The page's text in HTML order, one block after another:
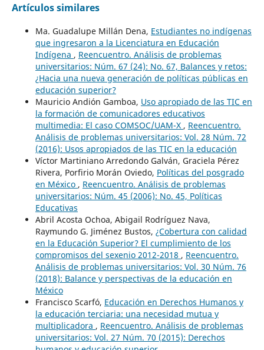
Artículos similares
Ma. Guadalupe Millán Dena, Estudiantes no indígenas
que ingresaron a la Licenciatura en Educación
Indígena , Reencuentro. Análisis de problemas
universitarios: Núm. 67 (24): No. 67, Balances y retos:
¿Hacia una nueva generación de políticas públicas en
educación superior?
Mauricio Andión Gamboa, Uso apropiado de las TIC en
la formación de comunicadores educativos
multimedia: El caso COMSOC/UAM-X , Reencuentro.
Análisis de problemas universitarios: Vol. 28 Núm. 72
(2016): Usos apropiados de las TIC en la educación
Víctor Martiniano Arredondo Galván, Graciela Pérez
Rivera, Porfirio Morán Oviedo, Políticas del posgrado
en México , Reencuentro. Análisis de problemas
universitarios: Núm. 45 (2006): No. 45, Políticas
Educativas
Abril Acosta Ochoa, Abigail Rodríguez Nava,
Raymundo G. Jiménez Bustos, ¿Cobertura con calidad
en la Educación Superior? El cumplimiento de los
compromisos del sexenio 2012-2018 , Reencuentro.
Análisis de problemas universitarios: Vol. 30 Núm. 76
(2018): Balance y perspectivas de la educación en
México
Francisco Scarfó, Educación en Derechos Humanos y
la educación terciaria: una necesidad mutua y
multiplicadora , Reencuentro. Análisis de problemas
universitarios: Vol. 27 Núm. 70 (2015): Derechos